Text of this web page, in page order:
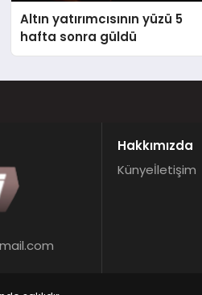
Altın yatırımcısının yüzü 5
hafta sonra güldü
Hakkımızda
Künyeİletişim